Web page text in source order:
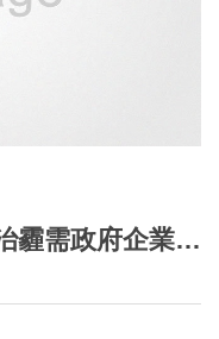
新華社原副社長徐錫安：治霾需政府企業個人共同形成合力